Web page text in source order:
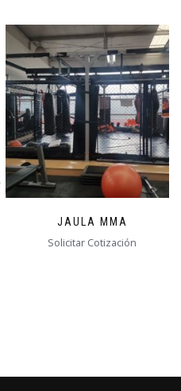
JAULA MMA
Solicitar Cotización